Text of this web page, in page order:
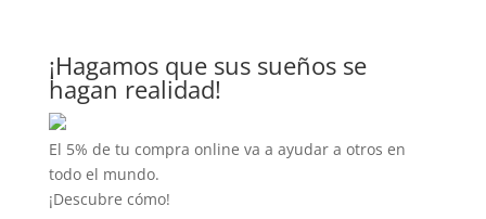
¡Hagamos que sus sueños se
hagan realidad!
El 5% de tu compra online va a ayudar a otros en
todo el mundo.
¡Descubre cómo!